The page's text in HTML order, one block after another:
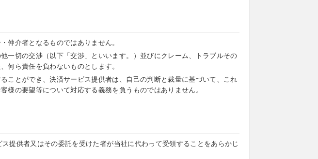
仲介者となるものではありません。
一切の交渉（以下「交渉」といいます。）並びにクレーム、トラブルその
何ら責任を負わないものとします。
ことができ、決済サービス提供者は、自己の判断と裁量に基づいて、これ
様の要望等について対応する義務を負うものではありません。
提供者又はその委託を受けた者が当社に代わって受領することをあらかじ